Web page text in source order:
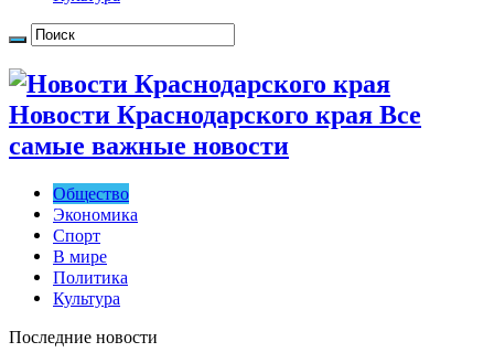
Новости Краснодарского края Все
самые важные новости
Общество
Экономика
Спорт
В мире
Политика
Культура
Последние новости